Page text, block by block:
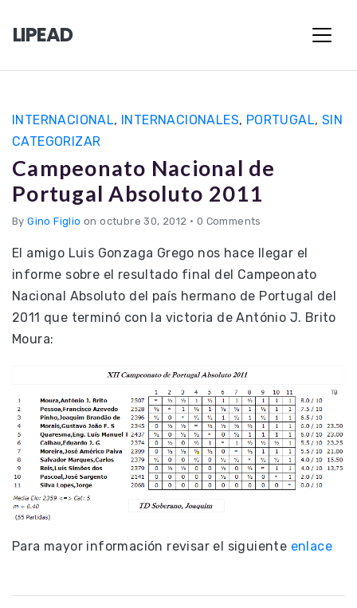
LIPEAD
INTERNACIONAL, INTERNACIONALES, PORTUGAL, SIN
CATEGORIZAR
Campeonato Nacional de
Portugal Absoluto 2011
ByGino Figlio on octubre 30, 2012 • 0 Comments
El amigo Luis Gonzaga Grego nos hace llegar el
informe sobre el resultado final del Campeonato
Nacional Absoluto del país hermano de Portugal del
2011 que terminó con la victoria de António J. Brito
Moura:
Para mayor información revisar el siguiente enlace